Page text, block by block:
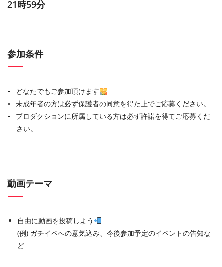
21時59分
参加条件
どなたでもご参加頂けます
未成年者の方は必ず保護者の同意を得た上でご応募ください。
プロダクションに所属している方は必ず許諾を得てご応募くだ
さい。
動画テーマ
自由に動画を投稿しよう
(例) ガチイベへの意気込み、今後参加予定のイベントの告知な
ど